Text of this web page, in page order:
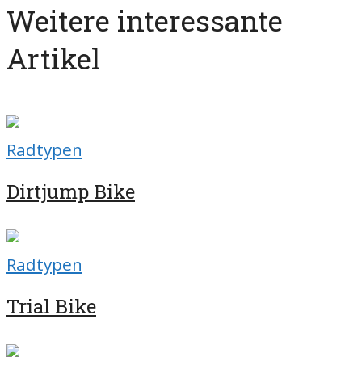
Weitere interessante
Artikel
Radtypen
Dirtjump Bike
Radtypen
Trial Bike